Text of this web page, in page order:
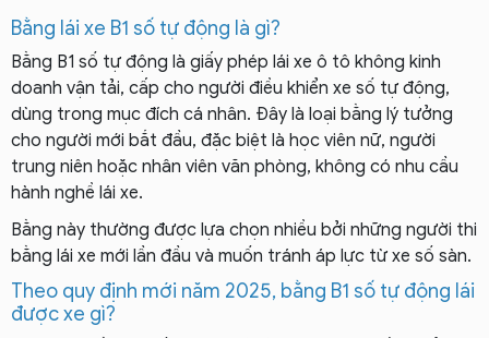
Bằng lái xe B1 số tự động là gì?
Bằng B1 số tự động là giấy phép lái xe ô tô không kinh
doanh vận tải, cấp cho người điều khiển xe số tự động,
dùng trong mục đích cá nhân. Đây là loại bằng lý tưởng
cho người mới bắt đầu, đặc biệt là học viên nữ, người
trung niên hoặc nhân viên văn phòng, không có nhu cầu
hành nghề lái xe.
Bằng này thường được lựa chọn nhiều bởi những người thi
bằng lái xe mới lần đầu và muốn tránh áp lực từ xe số sàn.
Theo quy định mới năm 2025, bằng B1 số tự động lái
được xe gì?